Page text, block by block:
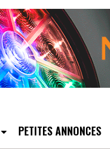
PETITES ANNONCES